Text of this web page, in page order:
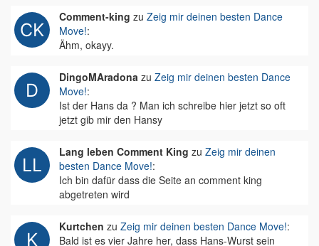
Comment-king zu Zeig mir deinen besten Dance
Move!:
Ähm, okayy.
DingoMAradona zu Zeig mir deinen besten Dance
Move!:
Ist der Hans da ? Man ich schreibe hier jetzt so oft
jetzt gib mir den Hansy
Lang leben Comment King zu Zeig mir deinen
besten Dance Move!:
Ich bin dafür dass die Seite an comment king
abgetreten wird
Kurtchen zu Zeig mir deinen besten Dance Move!:
Bald ist es vier Jahre her, dass Hans-Wurst sein